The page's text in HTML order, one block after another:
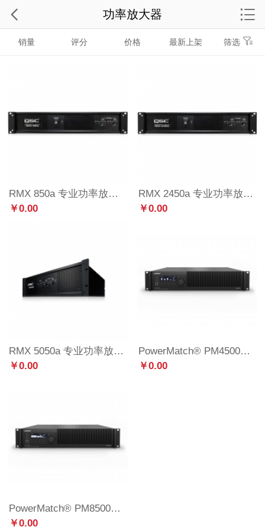
销量 评分 价格 最新上架 筛选
RMX 850a 专业功率放大器
￥0.00
RMX 2450a 专业功率放大器
￥0.00
RMX 5050a 专业功率放大器
￥0.00
PowerMatch® PM4500N 功率放大器
￥0.00
PowerMatch® PM8500N 功率放大器
￥0.00
功率放大器